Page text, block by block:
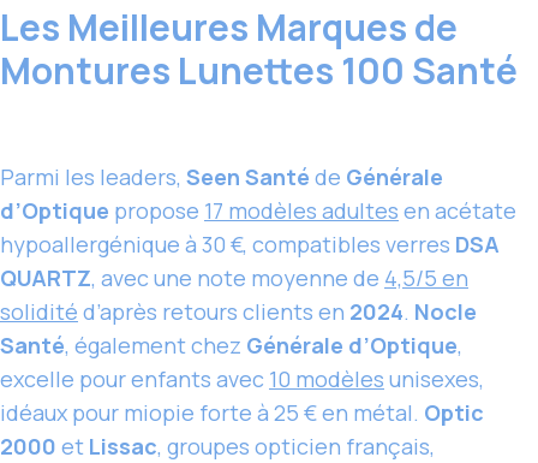
Les Meilleures Marques de
Montures Lunettes 100 Santé
Parmi les leaders, Seen Santé de Générale
d’Optique propose 17 modèles adultes en acétate
hypoallergénique à 30 €, compatibles verres DSA
QUARTZ, avec une note moyenne de 4,5/5 en
solidité d’après retours clients en 2024. Nocle
Santé, également chez Générale d’Optique,
excelle pour enfants avec 10 modèles unisexes,
idéaux pour miopie forte à 25 € en métal. Optic
2000 et Lissac, groupes opticien français,